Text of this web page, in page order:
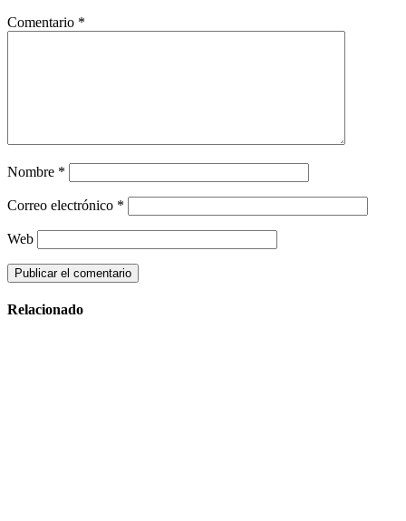
Comentario *
Nombre *
Correo electrónico *
Web
Relacionado